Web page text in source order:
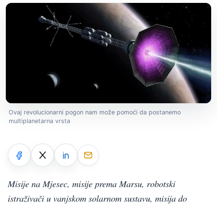
Ovaj revolucionarni pogon nam može pomoći da postanemo
multiplanetarna vrsta
Misije na Mjesec, misije prema Marsu, robotski
istraživači u vanjskom solarnom sustavu, misija do